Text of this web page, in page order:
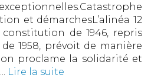
et démarchesL’alinéa 12
de 1946, repris
1958, prévoit de manière
proclame la solidarité et
Lire la suite